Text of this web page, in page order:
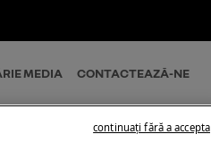
MEDIA CONTACTEAZĂ-NE
continuați fără a accepta